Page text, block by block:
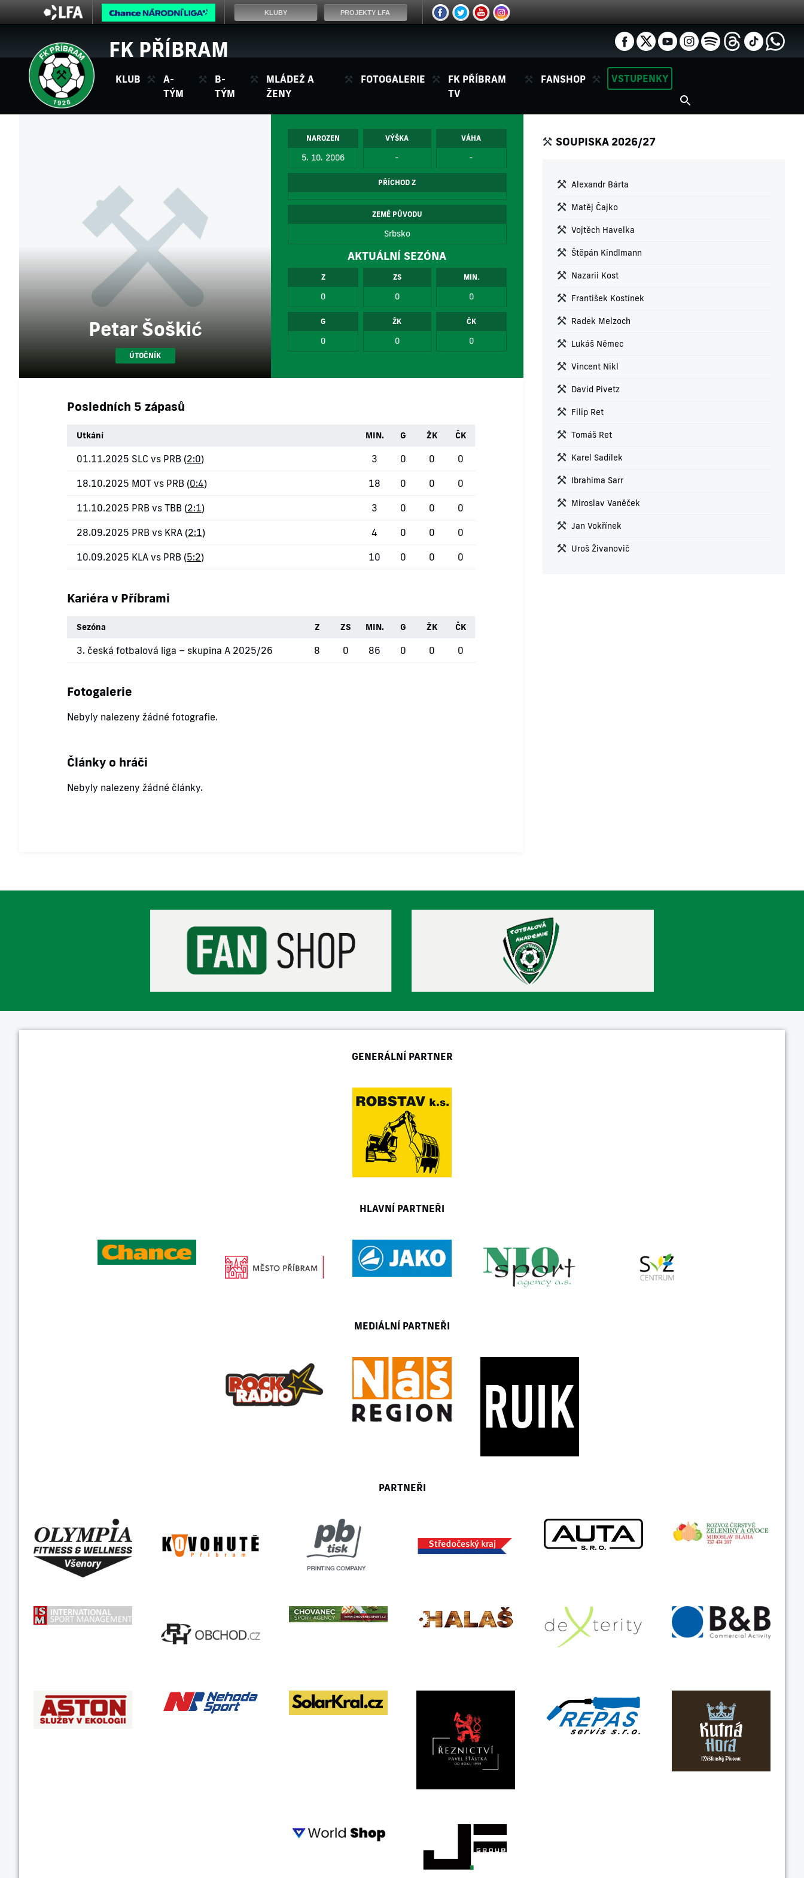
FK PŘÍBRAM
KLUB
A-
TÝM
B-
TÝM
MLÁDEŽ A
ŽENY
FOTOGALERIE
FK PŘÍBRAM
TV
FANSHOP VSTUPENKY
Petar Šoškić
ÚTOČNÍK
NAROZEN
5. 10. 2006
VÝŠKA
-
VÁHA
-
PŘÍCHOD Z
ZEMĚ PŮVODU
Srbsko
AKTUÁLNÍ SEZÓNA
Z
0
ZS
0
MIN.
0
G
0
ŽK
0
ČK
0
Posledních 5 zápasů
Utkání MIN. G ŽK ČK
01.11.2025 SLC vs PRB (2:0) 3 0 0 0
18.10.2025 MOT vs PRB (0:4) 18 0 0 0
11.10.2025 PRB vs TBB (2:1) 3 0 0 0
28.09.2025 PRB vs KRA (2:1) 4 0 0 0
10.09.2025 KLA vs PRB (5:2) 10 0 0 0
Kariéra v Příbrami
Sezóna Z ZS MIN. G ŽK ČK
3. česká fotbalová liga – skupina A 2025/26 8 0 86 0 0 0
Fotogalerie
Nebyly nalezeny žádné fotografie.
Články o hráči
Nebyly nalezeny žádné články.
SOUPISKA 2026/27
Alexandr Bárta
Matěj Čajko
Vojtěch Havelka
Štěpán Kindlmann
Nazarii Kost
František Kostínek
Radek Melzoch
Lukáš Němec
Vincent Nikl
David Pivetz
Filip Ret
Tomáš Ret
Karel Sadílek
Ibrahima Sarr
Miroslav Vaněček
Jan Vokřínek
Uroš Živanovič
GENERÁLNÍ PARTNER
HLAVNÍ PARTNEŘI
MEDIÁLNÍ PARTNEŘI
PARTNEŘI
KLUBY PROJEKTY LFA